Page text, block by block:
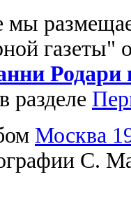
мы
газеты"
Родари
в разделе
Москва
С.